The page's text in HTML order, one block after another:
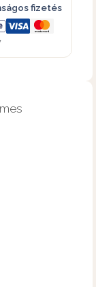
fizetés